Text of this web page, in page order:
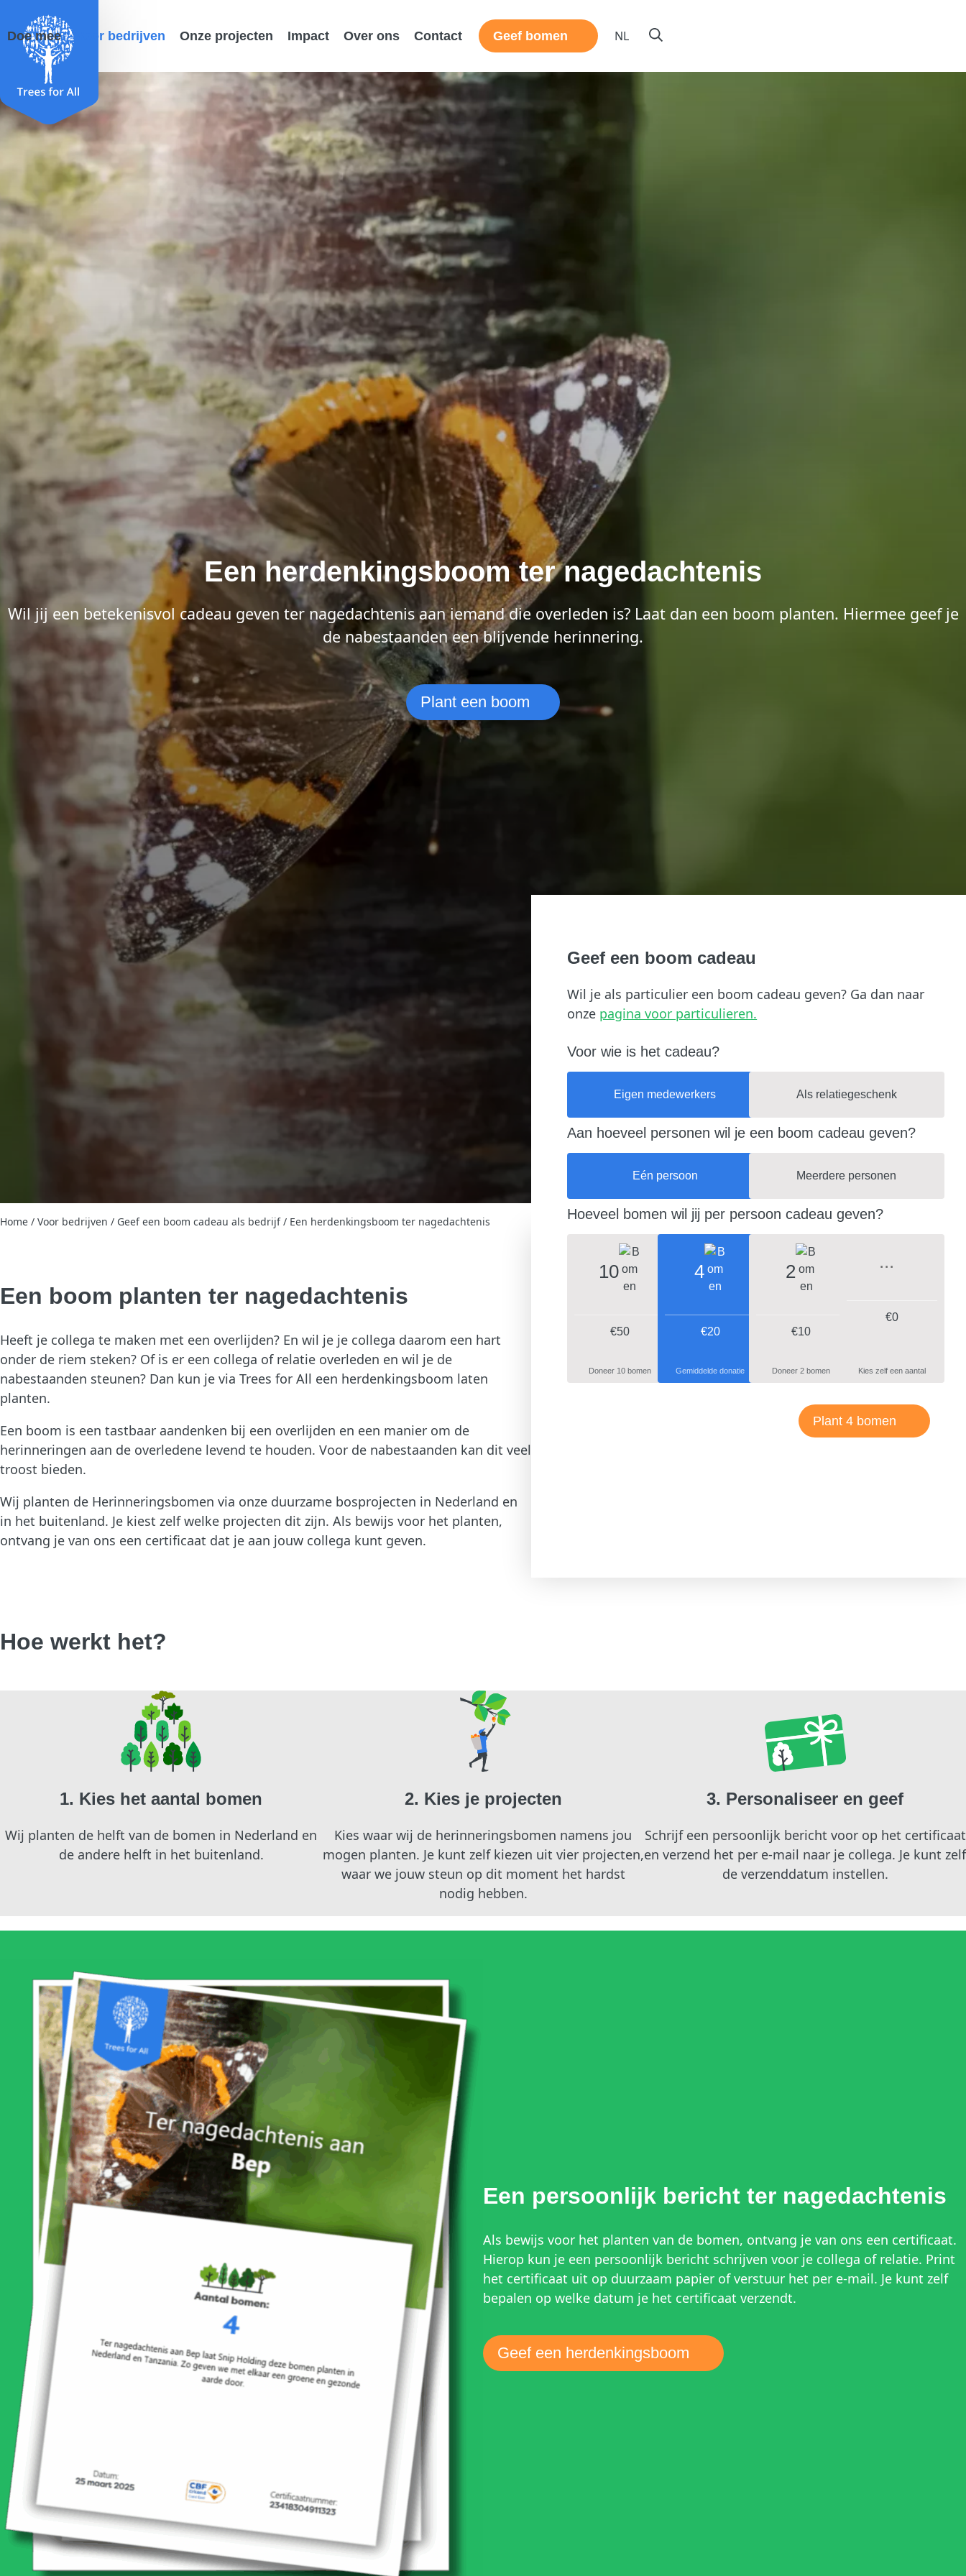
Doe mee Voor bedrijven Onze projecten Impact Over ons Contact Geef bomen NL
Een herdenkingsboom ter nagedachtenis
Wil jij een betekenisvol cadeau geven ter nagedachtenis aan iemand die overleden is? Laat dan een boom planten. Hiermee geef je
de nabestaanden een blijvende herinnering.
Plant een boom
Home / Voor bedrijven / Geef een boom cadeau als bedrijf/ Een herdenkingsboom ter nagedachtenis
Een boom planten ter nagedachtenis
Heeft je collega te maken met een overlijden? En wil je je collega daarom een hart
onder de riem steken? Of is er een collega of relatie overleden en wil je de
nabestaanden steunen? Dan kun je via Trees for All een herdenkingsboom laten
planten.
Een boom is een tastbaar aandenken bij een overlijden en een manier om de
herinneringen aan de overledene levend te houden. Voor de nabestaanden kan dit veel
troost bieden.
Wij planten de Herinneringsbomen via onze duurzame bosprojecten in Nederland en
in het buitenland. Je kiest zelf welke projecten dit zijn. Als bewijs voor het planten,
ontvang je van ons een certificaat dat je aan jouw collega kunt geven.
Geef een boom cadeau
Wil je als particulier een boom cadeau geven? Ga dan naar
onze pagina voor particulieren.
Voor wie is het cadeau?
Eigen medewerkers Als relatiegeschenk
Aan hoeveel personen wil je een boom cadeau geven?
Eén persoon Meerdere personen
Hoeveel bomen wil jij per persoon cadeau geven?
10
€50
Doneer 10 bomen
4
€20
Gemiddelde donatie
2
€10
Doneer 2 bomen
€0
Kies zelf een aantal
Plant 4 bomen
Hoe werkt het?
1. Kies het aantal bomen
Wij planten de helft van de bomen in Nederland en
de andere helft in het buitenland.
2. Kies je projecten
Kies waar wij de herinneringsbomen namens jou
mogen planten. Je kunt zelf kiezen uit vier projecten,
waar we jouw steun op dit moment het hardst
nodig hebben.
3. Personaliseer en geef
Schrijf een persoonlijk bericht voor op het certificaat
en verzend het per e-mail naar je collega. Je kunt zelf
de verzenddatum instellen.
Een persoonlijk bericht ter nagedachtenis
Als bewijs voor het planten van de bomen, ontvang je van ons een certificaat.
Hierop kun je een persoonlijk bericht schrijven voor je collega of relatie. Print
het certificaat uit op duurzaam papier of verstuur het per e-mail. Je kunt zelf
bepalen op welke datum je het certificaat verzendt.
Geef een herdenkingsboom